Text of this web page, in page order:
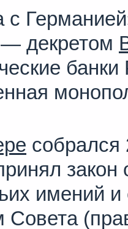
с
— декретом
собрался
имений
Совета